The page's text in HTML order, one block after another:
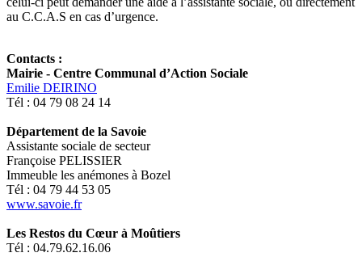
au C.C.A.S en cas d’urgence.
Contacts :
Mairie - Centre Communal d’Action Sociale
Emilie DEIRINO
Tél : 04 79 08 24 14
Département de la Savoie
Assistante sociale de secteur
Françoise PELISSIER
Immeuble les anémones à Bozel
Tél : 04 79 44 53 05
www.savoie.fr
Les Restos du Cœur à Moûtiers
Tél : 04.79.62.16.06